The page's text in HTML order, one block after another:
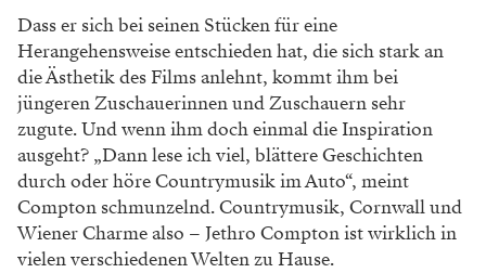
Dass er sich bei seinen Stücken für eine
Herangehensweise entschieden hat, die sich stark an
die Ästhetik des Films anlehnt, kommt ihm bei
jüngeren Zuschauerinnen und Zuschauern sehr
zugute. Und wenn ihm doch einmal die Inspiration
ausgeht? „Dann lese ich viel, blättere Geschichten
durch oder höre Countrymusik im Auto“, meint
Compton schmunzelnd. Countrymusik, Cornwall und
Wiener Charme also – Jethro Compton ist wirklich in
vielen verschiedenen Welten zu Hause.